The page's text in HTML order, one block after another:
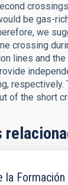
be gas-
we
crossing
lines and
respectively.
of the short
la Formación